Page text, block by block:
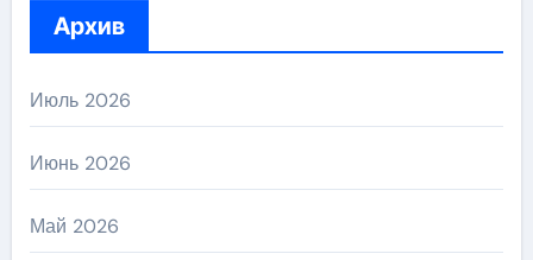
Архив
Июль 2026
Июнь 2026
Май 2026